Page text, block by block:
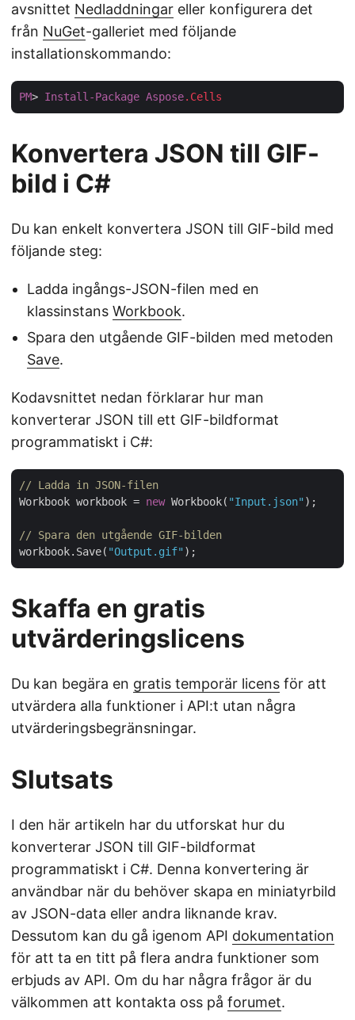
avsnittet Nedladdningar eller konfigurera det
från NuGet-galleriet med följande
installationskommando:
PM> Install-Package Aspose.Cells
Konvertera JSON till GIF-
bild i C#
Du kan enkelt konvertera JSON till GIF-bild med
följande steg:
Ladda ingångs-JSON-filen med en
klassinstans Workbook.
Spara den utgående GIF-bilden med metoden
Save.
Kodavsnittet nedan förklarar hur man
konverterar JSON till ett GIF-bildformat
programmatiskt i C#:
// Ladda in JSON-filen
Workbook workbook = new Workbook( "Input.json" );
// Spara den utgående GIF-bilden
workbook.Save( "Output.gif"
Skaffa en gratis
utvärderingslicens
Du kan begära en gratis temporär licens för att
utvärdera alla funktioner i API:t utan några
utvärderingsbegränsningar.
Slutsats
I den här artikeln har du utforskat hur du
konverterar JSON till GIF-bildformat
programmatiskt i C#. Denna konvertering är
användbar när du behöver skapa en miniatyrbild
av JSON-data eller andra liknande krav.
Dessutom kan du gå igenom API dokumentation
för att ta en titt på flera andra funktioner som
erbjuds av API. Om du har några frågor är du
välkommen att kontakta oss på forumet.